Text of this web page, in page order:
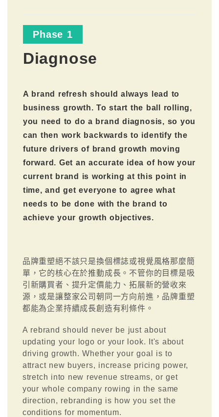
Phase 1
Diagnose
A brand refresh should always lead to
business growth. To start the ball rolling,
you need to do a brand diagnosis, so you
can then work backwards to identify the
future drivers of brand growth moving
forward. Get an accurate idea of how your
current brand is working at this point in
time, and get everyone to agree what
needs to be done with the brand to
achieve your growth objectives.
品牌重塑絕不該只是換個標誌或視覺風格那麼簡
單，它的核心在於推動成長。不管你的目標是吸
引新購買者、提升定價能力、拓展新的營收來
源，或是讓整家公司朝同一方向前進，品牌重塑
都能為企業持續成長創造有利條件。
A rebrand should never be just about
updating your logo or your look. It's about
driving growth. Whether your goal is to
attract new buyers, increase pricing power,
stretch into new revenue streams, or get
your whole company rowing in the same
direction, rebranding is how you set the
conditions for momentum.